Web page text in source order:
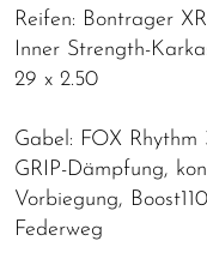
Reifen: Bontrager
Inner Strength-
29 x 2.50
Gabel: FOX
GRIP-Dämpfung,
Vorbiegung,
Federweg